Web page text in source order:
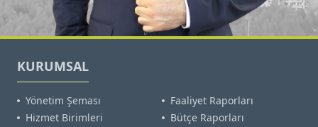
KURUMSAL
Yönetim Şeması
Hizmet Birimleri
Faaliyet Raporları
Bütçe Raporları